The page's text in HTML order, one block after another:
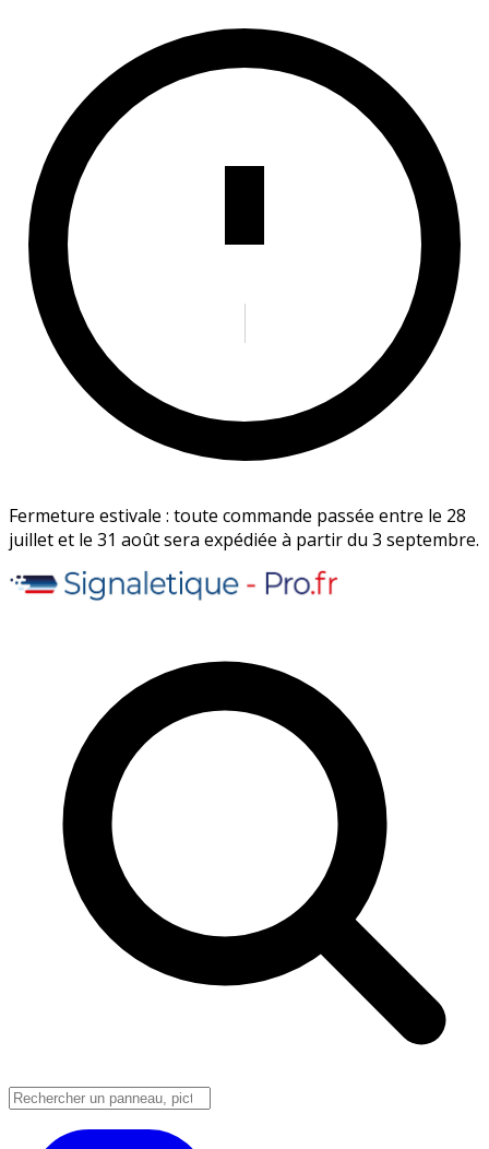
Fermeture estivale : toute commande passée entre le 28
juillet et le 31 août sera expédiée à partir du 3 septembre.